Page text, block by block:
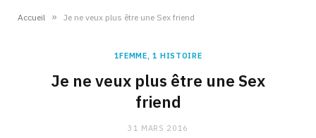
Accueil » Je ne veux plus être une Sex friend
1FEMME, 1 HISTOIRE
Je ne veux plus être une Sex
friend
31 MARS 2016